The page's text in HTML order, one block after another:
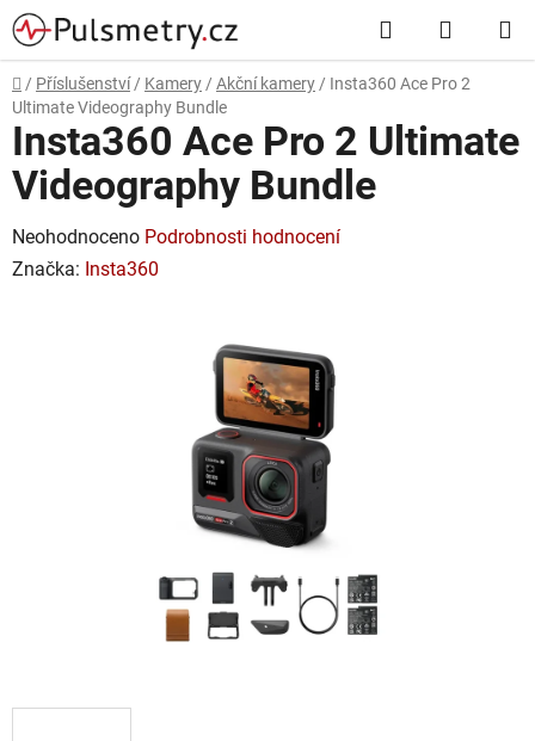
Přejít
na
obsah
Hledat
KOŠÍK
Domů
/ Příslušenství / Kamery / Akční kamery / Insta360 Ace Pro 2
Ultimate Videography Bundle
Insta360 Ace Pro 2 Ultimate
Videography Bundle
Průměrné
hodnocení
Neohodnoceno Podrobnosti hodnocení
Značka: Insta360